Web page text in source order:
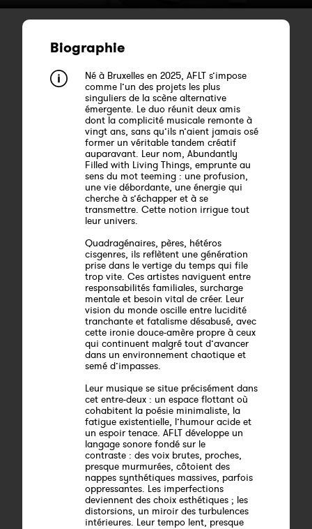
Biographie
Né à Bruxelles en 2025, AFLT s’impose
comme l’un des projets les plus
singuliers de la scène alternative
émergente. Le duo réunit deux amis
dont la complicité musicale remonte à
vingt ans, sans qu’ils n’aient jamais osé
former un véritable tandem créatif
auparavant. Leur nom, Abundantly
Filled with Living Things, emprunte au
sens du mot teeming : une profusion,
une vie débordante, une énergie qui
cherche à s’échapper et à se
transmettre. Cette notion irrigue tout
leur univers.
Quadragénaires, pères, hétéros
cisgenres, ils reflètent une génération
prise dans le vertige du temps qui file
trop vite. Ces artistes naviguent entre
responsabilités familiales, surcharge
mentale et besoin vital de créer. Leur
vision du monde oscille entre lucidité
tranchante et fatalisme désabusé, avec
cette ironie douce-amère propre à ceux
qui continuent malgré tout d’avancer
dans un environnement chaotique et
semé d’impasses.
Leur musique se situe précisément dans
cet entre-deux : un espace flottant où
cohabitent la poésie minimaliste, la
fatigue existentielle, l’humour acide et
un espoir tenace. AFLT développe un
langage sonore fondé sur le
contraste : des voix brutes, proches,
presque murmurées, côtoient des
nappes synthétiques massives, parfois
oppressantes. Les imperfections
deviennent des choix esthétiques ; les
distorsions, un miroir des turbulences
intérieures. Leur tempo lent, presque